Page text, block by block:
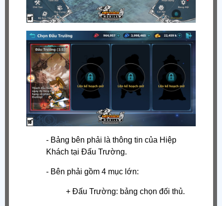
- Bảng bên phải là thông tin của Hiệp
Khách tại Đấu Trường.
- Bên phải gồm 4 mục lớn:
+ Đấu Trường: bảng chọn đối thủ.